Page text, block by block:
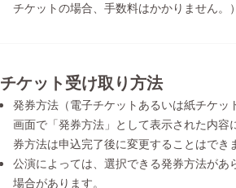
チケットの場合、手数料はかかりません。）
チケット受け取り方法
発券方法（電子チケットあるいは紙チケッ
画面で「発券方法」として表示された内容
券方法は申込完了後に変更することはでき
公演によっては、選択できる発券方法があ
場合があります。